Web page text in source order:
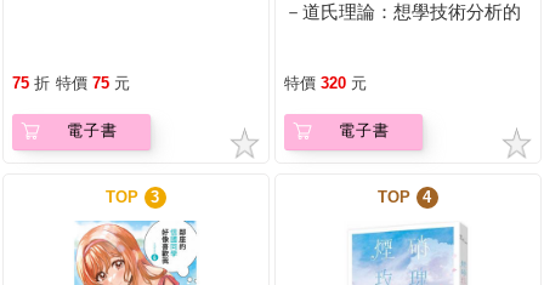
75 折 特價 75 元
電子書
－道氏理論：想學技術分析的
特價 320 元
電子書
TOP 3 TOP 4